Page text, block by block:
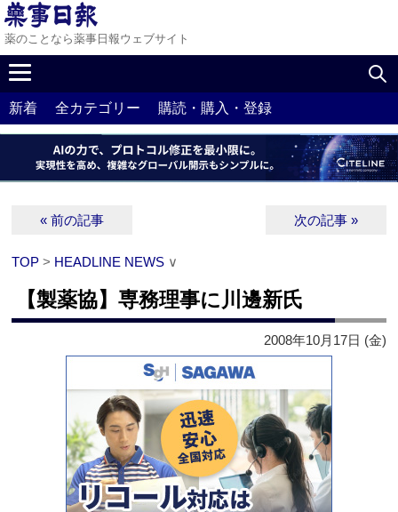
薬のことなら薬事日報ウェブサイト
新着 全カテゴリー 購読・購入・登録
« 前の記事 次の記事 »
TOP > HEADLINE NEWS ∨
【製薬協】専務理事に川邊新氏
2008年10月17日 (金)